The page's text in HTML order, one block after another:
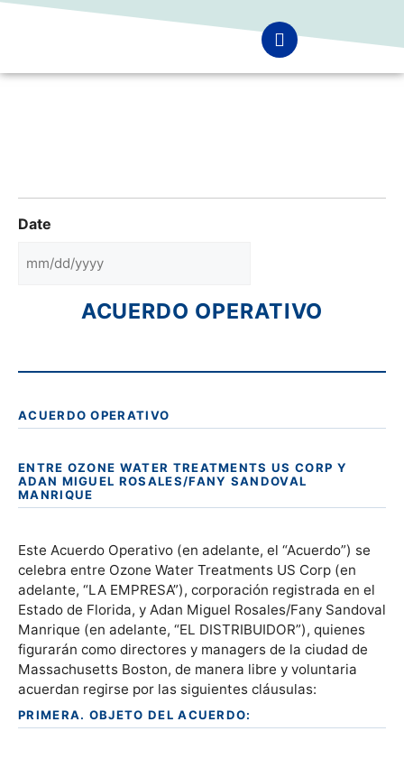
Date
ACUERDO OPERATIVO
ACUERDO OPERATIVO
ENTRE OZONE WATER TREATMENTS US CORP Y
ADAN MIGUEL ROSALES/FANY SANDOVAL
MANRIQUE
Este Acuerdo Operativo (en adelante, el “Acuerdo”) se
celebra entre Ozone Water Treatments US Corp (en
adelante, “LA EMPRESA”), corporación registrada en el
Estado de Florida, y Adan Miguel Rosales/Fany Sandoval
Manrique (en adelante, “EL DISTRIBUIDOR”), quienes
figurarán como directores y managers de la ciudad de
Massachusetts Boston, de manera libre y voluntaria
acuerdan regirse por las siguientes cláusulas:
PRIMERA. OBJETO DEL ACUERDO: